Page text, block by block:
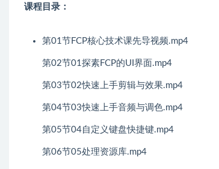
课程目录：
第01节FCP核心技术课先导视频.mp4
第02节01探素FCP的UI界面.mp4
第03节02快速上手剪辑与效果.mp4
第04节03快速上手音频与调色.mp4
第05节04自定义键盘快捷键.mp4
第06节05处理资源库.mp4